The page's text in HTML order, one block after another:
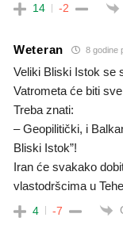
14 -2
Weteran 8 godine
Veliki Bliski Istok se
Vatrometa će biti
Treba znati:
– Geopilitički, i
Bliski Istok”!
Iran će svakako
vlastodršcima u
4 -7